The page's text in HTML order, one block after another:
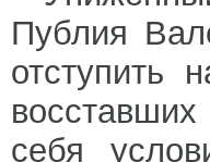
Публия
себя